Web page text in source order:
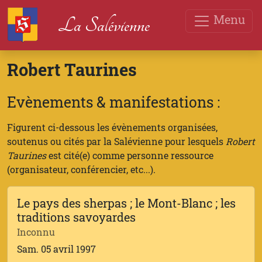
Menu
La Salévienne
Robert Taurines
Evènements & manifestations :
Figurent ci-dessous les évènements organisées,
soutenus ou cités par la Salévienne pour lesquels Robert
Taurinesest cité(e) comme personne ressource
(organisateur, conférencier, etc...).
Le pays des sherpas ; le Mont-Blanc ; les
traditions savoyardes
Inconnu
Sam. 05 avril 1997